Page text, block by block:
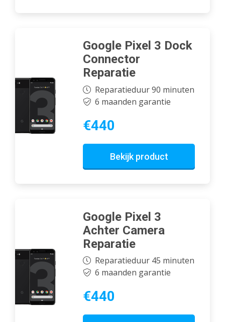
Google Pixel 3 Dock
Connector
Reparatie
Reparatieduur 90 minuten
6 maanden garantie
€440
Bekijk product
Google Pixel 3
Achter Camera
Reparatie
Reparatieduur 45 minuten
6 maanden garantie
€440